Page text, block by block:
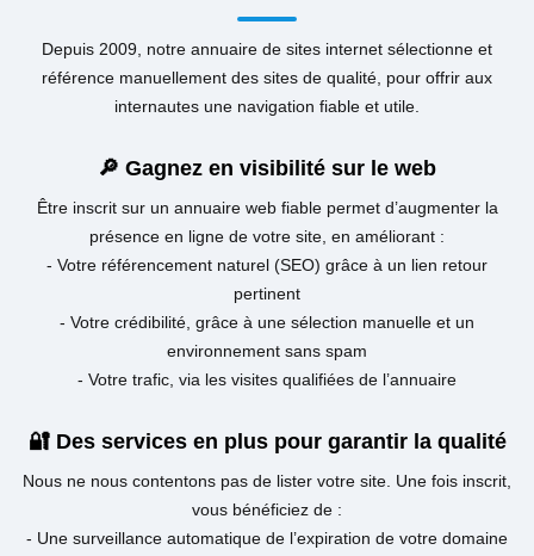
Depuis 2009, notre annuaire de sites internet sélectionne et
référence manuellement des sites de qualité, pour offrir aux
internautes une navigation fiable et utile.
🔎 Gagnez en visibilité sur le web
Être inscrit sur un annuaire web fiable permet d’augmenter la
présence en ligne de votre site, en améliorant :
- Votre référencement naturel (SEO) grâce à un lien retour
pertinent
- Votre crédibilité, grâce à une sélection manuelle et un
environnement sans spam
- Votre trafic, via les visites qualifiées de l’annuaire
🔐 Des services en plus pour garantir la qualité
Nous ne nous contentons pas de lister votre site. Une fois inscrit,
vous bénéficiez de :
- Une surveillance automatique de l’expiration de votre domaine